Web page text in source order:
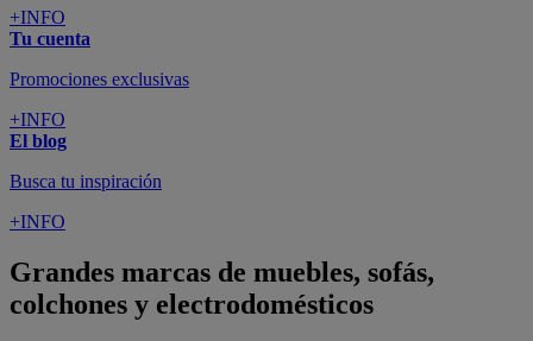
+INFO
Tu cuenta
Promociones exclusivas
+INFO
El blog
Busca tu inspiración
+INFO
Grandes marcas de muebles, sofás,
colchones y electrodomésticos